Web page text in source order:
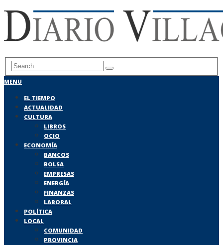
MENU
EL TIEMPO
ACTUALIDAD
CULTURA
LIBROS
OCIO
ECONOMÍA
BANCOS
BOLSA
EMPRESAS
ENERGÍA
FINANZAS
LABORAL
POLÍTICA
LOCAL
COMUNIDAD
PROVINCIA